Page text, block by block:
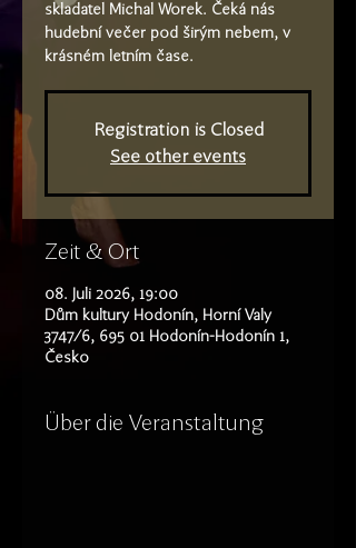
skladatel Michal Worek. Čeká nás
hudební večer pod širým nebem, v
krásném letním čase.
Registration is Closed
See other events
Zeit & Ort
08. Juli 2026, 19:00
Dům kultury Hodonín, Horní Valy
3747/6, 695 01 Hodonín-Hodonín 1,
Česko
Über die Veranstaltung